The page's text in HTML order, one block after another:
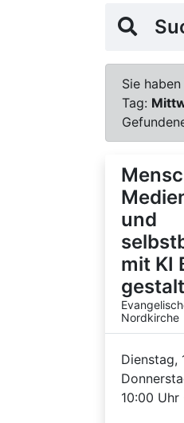
Sie
Tag:
und
mit KI
Nordkirche
Dienstag,
10:00